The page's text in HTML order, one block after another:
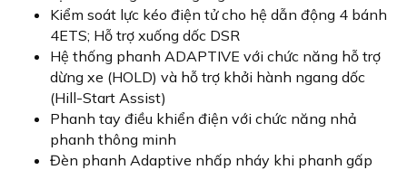
Kiểm soát lực kéo điện tử cho hệ dẫn động 4 bánh
4ETS; Hỗ trợ xuống dốc DSR
Hệ thống phanh ADAPTIVE với chức năng hỗ trợ
dừng xe (HOLD) và hỗ trợ khởi hành ngang dốc
(Hill-Start Assist)
Phanh tay điều khiển điện với chức năng nhả
phanh thông minh
Đèn phanh Adaptive nhấp nháy khi phanh gấp